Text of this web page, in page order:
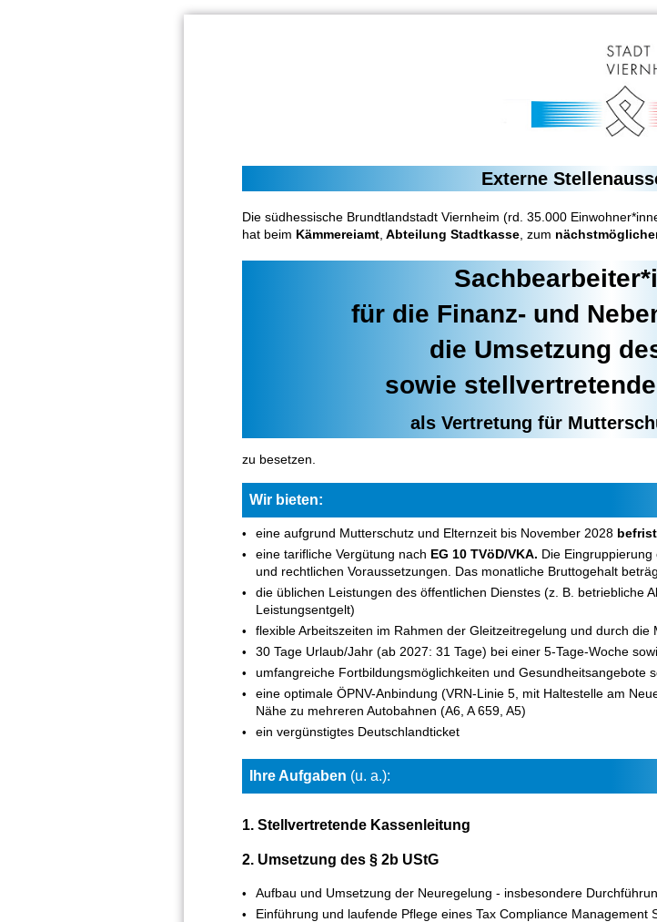
Externe
Die südhessische Brundtlandstadt Viernheim (rd. 35.000
hat beim Kämmereiamt Abteilung Stadtkasse zum
für die Finanz- und
die Umsetzung
sowie
als Vertretung für
zu besetzen.
Wir bieten:
eine aufgrund Mutterschutz und Elternzeit bis November 2028
eine tarifliche Vergütung nach EG 10 TVöD/VKA. Die
und rechtlichen Voraussetzungen. Das monatliche Bruttogehalt
die üblichen Leistungen des öffentlichen Dienstes (z. B. betriebliche
Leistungsentgelt)
flexible Arbeitszeiten im Rahmen der Gleitzeitregelung und durch die
30 Tage Urlaub/Jahr (ab 2027: 31 Tage) bei einer 5-Tage-Woche
umfangreiche Fortbildungsmöglichkeiten und Gesundheitsangebote
eine optimale ÖPNV-Anbindung (VRN-Linie 5, mit Haltestelle am
Nähe zu mehreren Autobahnen (A6, A 659, A5)
ein vergünstigtes Deutschlandticket
IhreAufgaben (u. a.):
1. Stellvertretende Kassenleitung
2. Umsetzung des § 2b UStG
Aufbau und Umsetzung der Neuregelung - insbesondere
Einführung und laufende Pflege eines Tax Compliance